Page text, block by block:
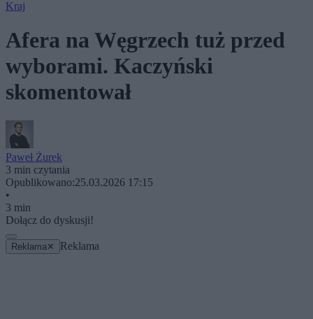
Kraj
Afera na Węgrzech tuż przed
wyborami. Kaczyński
skomentował
Paweł Żurek
3 min czytania
Opublikowano:25.03.2026 17:15
•
3 min
Dołącz do dyskusji!
Reklama ✕ Reklama